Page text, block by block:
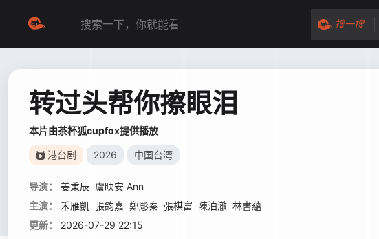
搜一搜
转过头帮你擦眼泪
本片由茶杯狐cupfox提供播放
港台剧 2026 中国台湾
导演： 姜秉辰 盧映安 Ann
主演：
禾雁凱 張鈞嘉 鄭彫秦 張棋富 陳泊澈 林書蘊
更新：
2026-07-29 22:15